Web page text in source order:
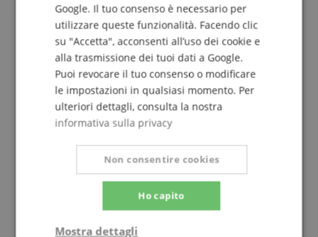
Baby Taylor BT1e
Recensione di
il 09.04.2023
Questa recensione è stata tradotta automaticamente. Lingua
originale
acquisto verificato
La Baby Taylor è una bella chitarra da viaggio.
Con l'amplificatore mostra cosa può fare.
Se si abbassa un po' il controllo dei toni e si
aggiungono un po' di acuti all'amplificatore, il suono è
davvero grande e setoso.
suonare.
Google. Il tuo consenso è necessario per
utilizzare queste funzionalità. Facendo clic
su "Accetta", acconsenti all’uso dei cookie e
alla trasmissione dei tuoi dati a Google.
Puoi revocare il tuo consenso o modificare
le impostazioni in qualsiasi momento. Per
ulteriori dettagli, consulta la nostra
informativa sulla privacy
Ho capito
Non consentire cookies
Mostra dettagli